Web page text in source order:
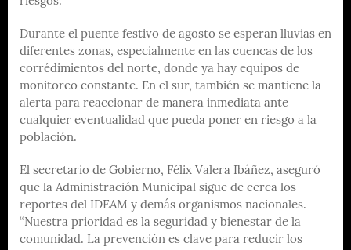
Durante el puente festivo de agosto se esperan lluvias en
diferentes zonas, especialmente en las cuencas de los
corrédimientos del norte, donde ya hay equipos de
monitoreo constante. En el sur, también se mantiene la
alerta para reaccionar de manera inmediata ante
cualquier eventualidad que pueda poner en riesgo a la
población.
El secretario de Gobierno, Félix Valera Ibáñez, aseguró
que la Administración Municipal sigue de cerca los
reportes del IDEAM y demás organismos nacionales.
“Nuestra prioridad es la seguridad y bienestar de la
comunidad. La prevención es clave para reducir los